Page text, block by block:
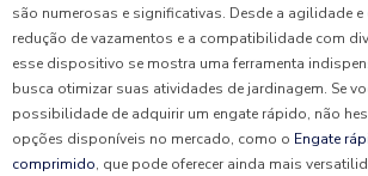
são numerosas e significativas. Desde a agilidade e
redução de vazamentos e a compatibilidade com
esse dispositivo se mostra uma ferramenta
busca otimizar suas atividades de jardinagem. Se
possibilidade de adquirir um engate rápido, não
opções disponíveis no mercado, como o Engate
comprimido, que pode oferecer ainda mais